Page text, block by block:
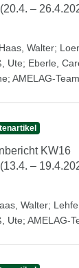
–
Haas, Walter;
Ute; Eberle,
; AMELAG-Team
KW16
–
Walter;
Ute; AMELAG-